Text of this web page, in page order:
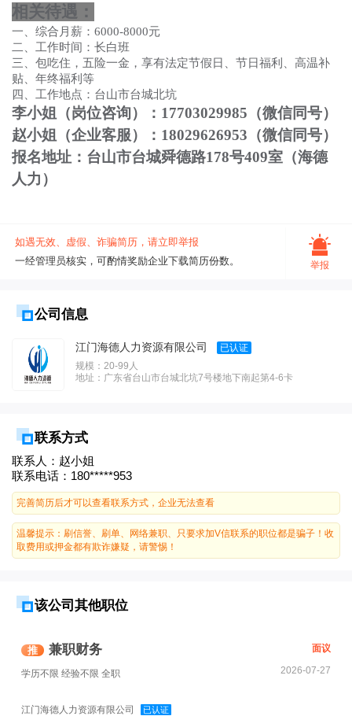
相关待遇 ：
一、 综合月薪： 6000-8000元
二、工作时间：长白班
三、包吃住，五险一金，享有法定节假日、节日福利、高温补
贴、年终福利等
四、工作地点： 台山市台城北坑
李小姐（岗位咨询）： 17703029985（微信同号）
赵小姐（企业客服）： 18029626953（微信同号）
报名地址：台山市台城舜德路178号409室（海德
人力 ）
如遇无效、虚假、诈骗简历，请立即举报
一经管理员核实，可酌情奖励企业下载简历份数。
举报
公司信息
江门海德人力资源有限公司
已认证
规模：20-99人
地址：广东省台山市台城北坑7号楼地下南起第4-6卡
联系方式
联系人：赵小姐
联系电话： 180*****953
完善简历后才可以查看联系方式，企业无法查看
温馨提示：刷信誉、刷单、网络兼职、只要求加V信联系的职位都是骗子！收
取费用或押金都有欺诈嫌疑，请警惕！
该公司其他职位
推 兼职财务 面议
学历不限 经验不限 全职 2026-07-27
江门海德人力资源有限公司 已认证